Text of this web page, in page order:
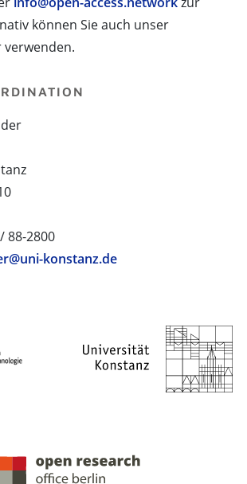
können Sie auch unser
88-2800
konstanz.de